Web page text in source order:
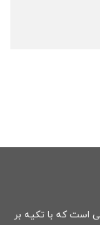
است که با تکیه بر